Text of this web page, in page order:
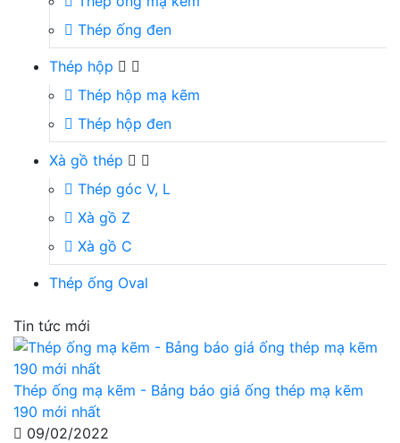
Thép ống đen
Thép hộp
Thép hộp mạ kẽm
Thép hộp đen
Xà gồ thép
Thép góc V, L
Xà gồ Z
Xà gồ C
Thép ống Oval
Tin tức mới
Thép ống mạ kẽm - Bảng báo giá ống thép mạ kẽm
190 mới nhất
09/02/2022